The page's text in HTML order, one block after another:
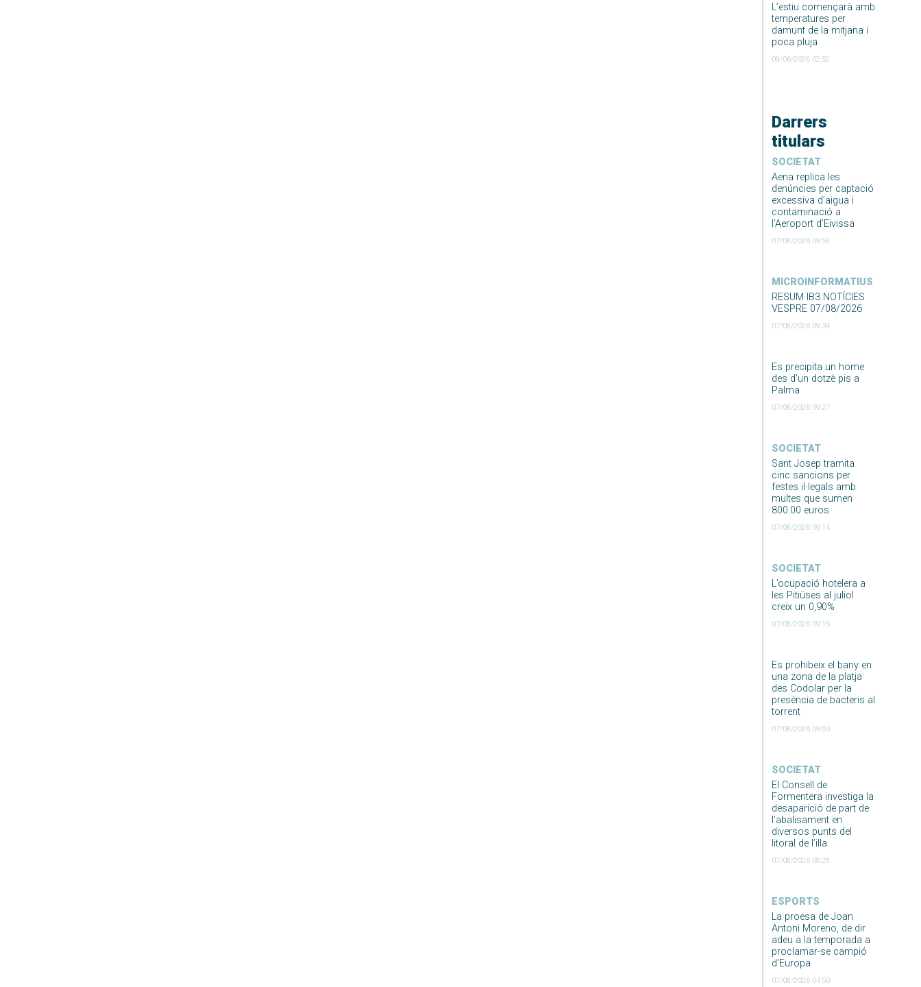
L’estiu començarà amb
temperatures per
damunt de la mitjana i
poca pluja
09/06/2026 02:52
Darrers
titulars
SOCIETAT
Aena replica les
denúncies per captació
excessiva d’aigua i
contaminació a
l’Aeroport d’Eivissa
07/08/2026 09:59
MICROINFORMATIUS
RESUM IB3 NOTÍCIES
VESPRE 07/08/2026
07/08/2026 09:34
Es precipita un home
des d’un dotzè pis a
Palma
07/08/2026 09:27
SOCIETAT
Sant Josep tramita
cinc sancions per
festes il·legals amb
multes que sumen
800.00 euros
07/08/2026 09:14
SOCIETAT
L’ocupació hotelera a
les Pitiüses al juliol
creix un 0,90%
07/08/2026 09:15
Es prohibeix el bany en
una zona de la platja
des Codolar per la
presència de bacteris al
torrent
07/08/2026 09:03
SOCIETAT
El Consell de
Formentera investiga la
desaparició de part de
l’abalisament en
diversos punts del
litoral de l’illa
07/08/2026 08:28
ESPORTS
La proesa de Joan
Antoni Moreno, de dir
adeu a la temporada a
proclamar-se campió
d’Europa
07/08/2026 04:50